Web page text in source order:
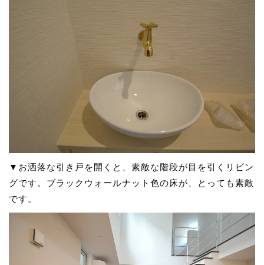
▼お洒落な引き戸を開くと、素敵な階段が目を引くリビン
グです。ブラックウォールナット色の床が、とっても素敵
です。